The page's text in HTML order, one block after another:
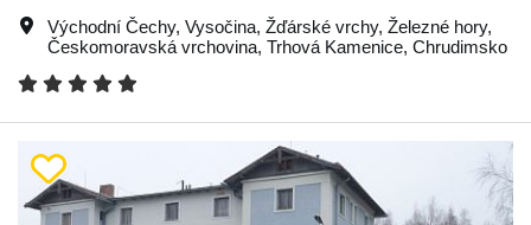
Východní Čechy, Vysočina, Žďárské vrchy, Železné hory,
Českomoravská vrchovina, Trhová Kamenice, Chrudimsko